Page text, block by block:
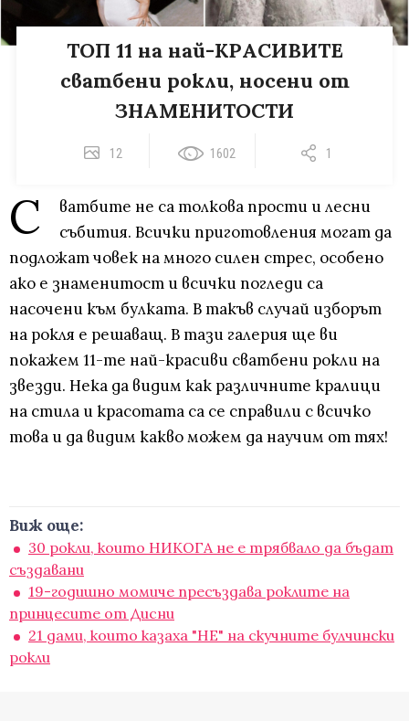
ТОП 11 на най-КРАСИВИТЕ
сватбени рокли, носени от
ЗНАМЕНИТОСТИ
12 1602 1
С
ватбите не са толкова прости и лесни
събития. Всички приготовления могат да
подложат човек на много силен стрес, особено
ако е знаменитост и всички погледи са
насочени към булката. В такъв случай изборът
на рокля е решаващ. В тази галерия ще ви
покажем 11-те най-красиви сватбени рокли на
звезди. Нека да видим как различните кралици
на стила и красотата са се справили с всичко
това и да видим какво можем да научим от тях!
Виж още:
30 рокли, които НИКОГА не е трябвало да бъдат
създавани
19-годишно момиче пресъздава роклите на
принцесите от Дисни
21 дами, които казаха "НЕ" на скучните булчински
рокли